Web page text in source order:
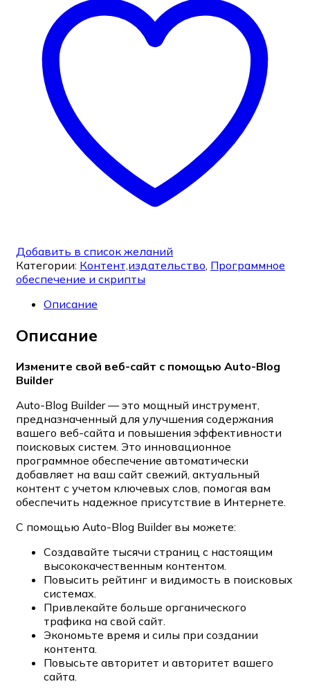
Добавить в список желаний
Категории: Контент,издательство, Программное
обеспечение и скрипты
Описание
Описание
Измените свой веб-сайт с помощью Auto-Blog
Builder
Auto-Blog Builder — это мощный инструмент,
предназначенный для улучшения содержания
вашего веб-сайта и повышения эффективности
поисковых систем. Это инновационное
программное обеспечение автоматически
добавляет на ваш сайт свежий, актуальный
контент с учетом ключевых слов, помогая вам
обеспечить надежное присутствие в Интернете.
С помощью Auto-Blog Builder вы можете:
Создавайте тысячи страниц с настоящим
высококачественным контентом.
Повысить рейтинг и видимость в поисковых
системах.
Привлекайте больше органического
трафика на свой сайт.
Экономьте время и силы при создании
контента.
Повысьте авторитет и авторитет вашего
сайта.